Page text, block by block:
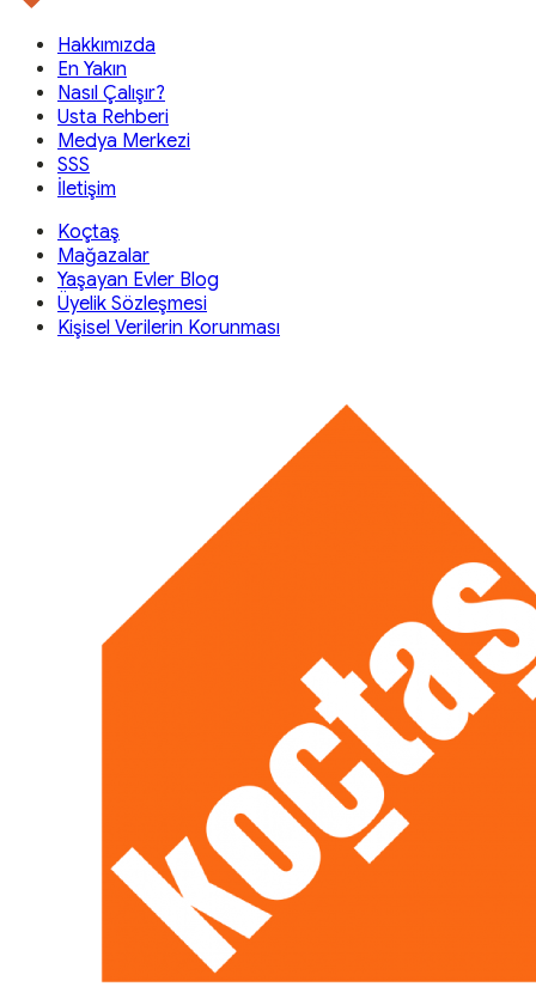
Hakkımızda
En Yakın
Nasıl Çalışır?
Usta Rehberi
Medya Merkezi
SSS
İletişim
Koçtaş
Mağazalar
Yaşayan Evler Blog
Üyelik Sözleşmesi
Kişisel Verilerin Korunması